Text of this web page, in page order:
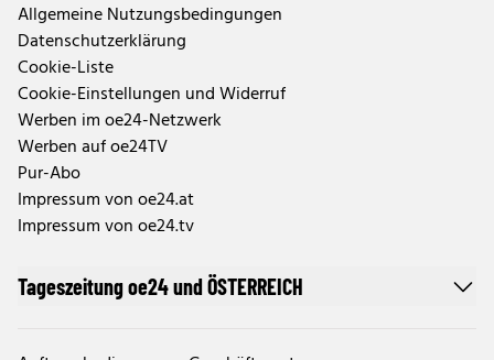
Allgemeine Nutzungsbedingungen
Datenschutzerklärung
Cookie-Liste
Cookie-Einstellungen und Widerruf
Werben im oe24-Netzwerk
Werben auf oe24TV
Pur-Abo
Impressum von oe24.at
Impressum von oe24.tv
Tageszeitung oe24 und ÖSTERREICH